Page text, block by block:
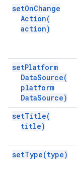
setOnChange
Action(
action)
setPlatform
DataSource(
platform
DataSource)
setTitle(
title)
setType(type)